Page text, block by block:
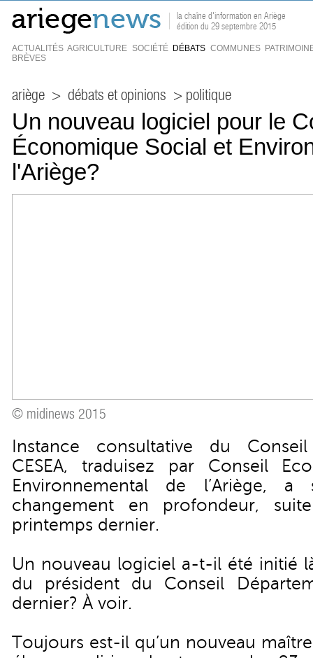
la chaîne d'information en Ariège
édition du 29 septembre 2015
ACTUALITÉS AGRICULTURE SOCIÉTÉ DÉBATS COMMUNES
BRÈVES
ariège > débats et opinions > politique
Un nouveau logiciel pour le
Économique Social et
l'Ariège?
© midinews 2015
Instance consultative du
CESEA, traduisez par Conseil
Environnemental de l’Ariège,
changement en profondeur,
printemps dernier.
Un nouveau logiciel a-t-il été initié
du président du Conseil
dernier? À voir.
Toujours est-il qu’un nouveau